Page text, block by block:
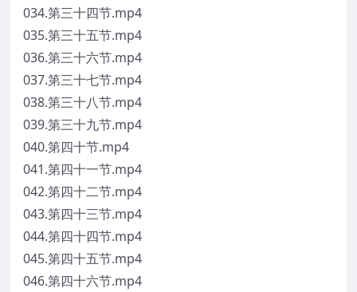
034.第三十四节.mp4
035.第三十五节.mp4
036.第三十六节.mp4
037.第三十七节.mp4
038.第三十八节.mp4
039.第三十九节.mp4
040.第四十节.mp4
041.第四十一节.mp4
042.第四十二节.mp4
043.第四十三节.mp4
044.第四十四节.mp4
045.第四十五节.mp4
046.第四十六节.mp4